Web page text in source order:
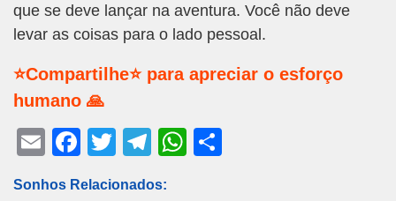
que se deve lançar na aventura. Você não deve
levar as coisas para o lado pessoal.
⭐Compartilhe⭐ para apreciar o esforço
humano 🙏
E
F
T
T
W
Sonhos Relacionados: